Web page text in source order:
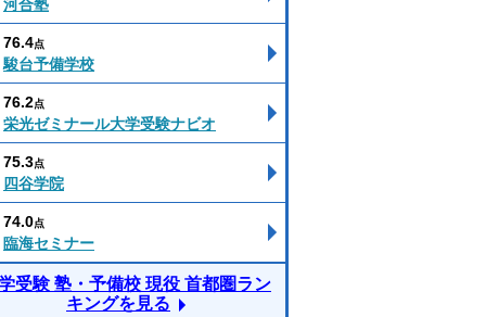
河合塾
76.4点
駿台予備学校
76.2点
栄光ゼミナール大学受験ナビオ
75.3点
四谷学院
74.0点
臨海セミナー
受験 塾・予備校 現役 首都圏ラン
キングを見る